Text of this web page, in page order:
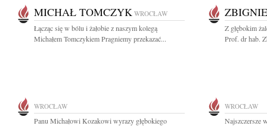
MICHAŁ TOMCZYK WROCŁAW
Łącząc się w bólu i żałobie z naszym kolegą
Michałem Tomczykiem Pragniemy przekazać...
Z głębokim
Prof. dr hab.
WROCŁAW
Panu Michałowi Kozakowi wyrazy głębokiego
WROCŁAW
Najszczersze